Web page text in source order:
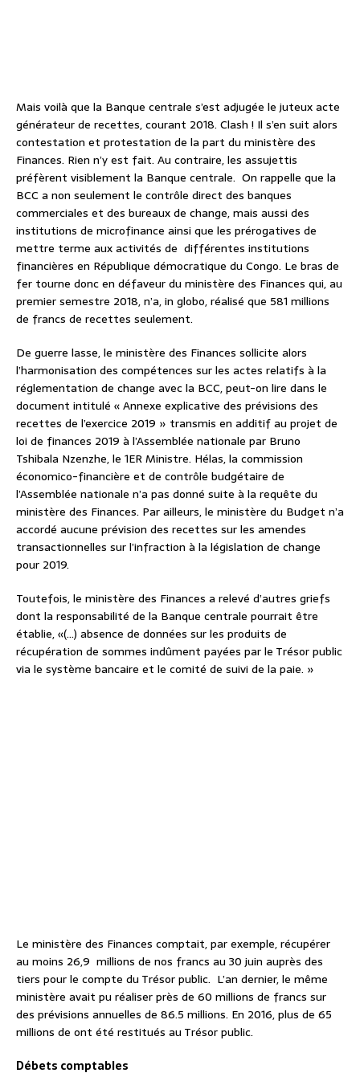
Mais voilà que la Banque centrale s’est adjugée le juteux acte
générateur de recettes, courant 2018. Clash ! Il s’en suit alors
contestation et protestation de la part du ministère des
Finances. Rien n’y est fait. Au contraire, les assujettis
préfèrent visiblement la Banque centrale. On rappelle que la
BCC a non seulement le contrôle direct des banques
commerciales et des bureaux de change, mais aussi des
institutions de microfinance ainsi que les prérogatives de
mettre terme aux activités de différentes institutions
financières en République démocratique du Congo. Le bras de
fer tourne donc en défaveur du ministère des Finances qui, au
premier semestre 2018, n’a, in globo, réalisé que 581 millions
de francs de recettes seulement.
De guerre lasse, le ministère des Finances sollicite alors
l’harmonisation des compétences sur les actes relatifs à la
réglementation de change avec la BCC, peut-on lire dans le
document intitulé « Annexe explicative des prévisions des
recettes de l’exercice 2019 » transmis en additif au projet de
loi de finances 2019 à l’Assemblée nationale par Bruno
Tshibala Nzenzhe, le 1ER Ministre. Hélas, la commission
économico-financière et de contrôle budgétaire de
l’Assemblée nationale n’a pas donné suite à la requête du
ministère des Finances. Par ailleurs, le ministère du Budget n’a
accordé aucune prévision des recettes sur les amendes
transactionnelles sur l’infraction à la législation de change
pour 2019.
Toutefois, le ministère des Finances a relevé d’autres griefs
dont la responsabilité de la Banque centrale pourrait être
établie, «(…) absence de données sur les produits de
récupération de sommes indûment payées par le Trésor public
via le système bancaire et le comité de suivi de la paie. »
Le ministère des Finances comptait, par exemple, récupérer
au moins 26,9 millions de nos francs au 30 juin auprès des
tiers pour le compte du Trésor public. L’an dernier, le même
ministère avait pu réaliser près de 60 millions de francs sur
des prévisions annuelles de 86.5 millions. En 2016, plus de 65
millions de ont été restitués au Trésor public.
Débets comptables